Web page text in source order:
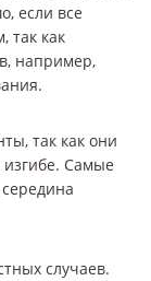
если все
так как
например,
так как они
Самые
случаев.